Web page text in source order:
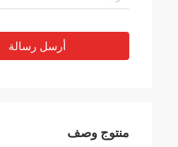
أرسل رسالة
منتوج وصف